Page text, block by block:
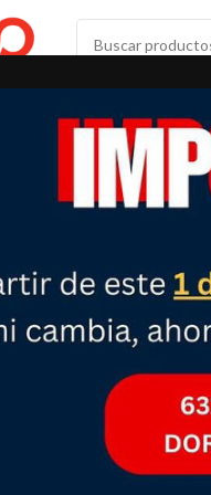
Calculadora De Envíos